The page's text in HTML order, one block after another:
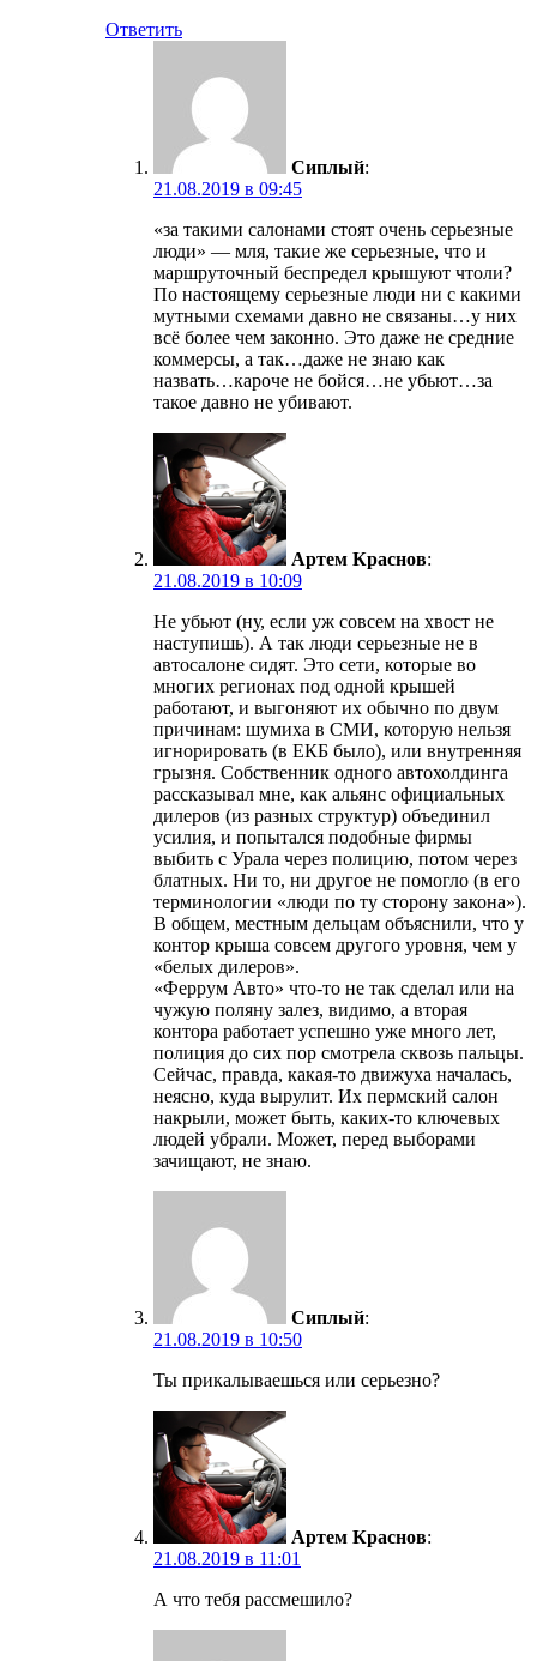
Ответить
Сиплый:
21.08.2019 в 09:45
«за такими салонами стоят очень серьезные
люди» — мля, такие же серьезные, что и
маршруточный беспредел крышуют чтоли?
По настоящему серьезные люди ни с какими
мутными схемами давно не связаны…у них
всё более чем законно. Это даже не средние
коммерсы, а так…даже не знаю как
назвать…кароче не бойся…не убьют…за
такое давно не убивают.
Артем Краснов:
21.08.2019 в 10:09
Не убьют (ну, если уж совсем на хвост не
наступишь). А так люди серьезные не в
автосалоне сидят. Это сети, которые во
многих регионах под одной крышей
работают, и выгоняют их обычно по двум
причинам: шумиха в СМИ, которую нельзя
игнорировать (в ЕКБ было), или внутренняя
грызня. Собственник одного автохолдинга
рассказывал мне, как альянс официальных
дилеров (из разных структур) объединил
усилия, и попытался подобные фирмы
выбить с Урала через полицию, потом через
блатных. Ни то, ни другое не помогло (в его
терминологии «люди по ту сторону закона»).
В общем, местным дельцам объяснили, что у
контор крыша совсем другого уровня, чем у
«белых дилеров».
«Феррум Авто» что-то не так сделал или на
чужую поляну залез, видимо, а вторая
контора работает успешно уже много лет,
полиция до сих пор смотрела сквозь пальцы.
Сейчас, правда, какая-то движуха началась,
неясно, куда вырулит. Их пермский салон
накрыли, может быть, каких-то ключевых
людей убрали. Может, перед выборами
зачищают, не знаю.
Сиплый:
21.08.2019 в 10:50
Ты прикалываешься или серьезно?
Артем Краснов:
21.08.2019 в 11:01
А что тебя рассмешило?